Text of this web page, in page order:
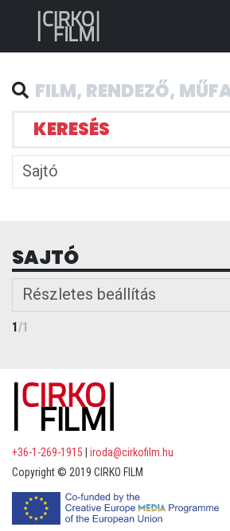
KERESÉS
Sajtó
SAJTÓ
Részletes beállítás
1/1
+36-1-269-1915
iroda@cirkofilm.hu
Copyright © 2019 CIRKO FILM